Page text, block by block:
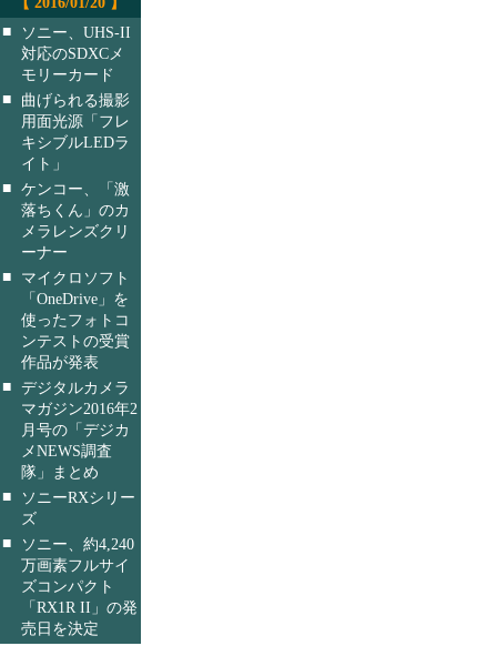
■
ソニー、UHS-II
対応のSDXCメ
モリーカード
■
曲げられる撮影
用面光源「フレ
キシブルLEDラ
イト」
■ ケンコー、「激
落ちくん」のカ
メラレンズクリ
ーナー
■
マイクロソフト
「OneDrive」を
使ったフォトコ
ンテストの受賞
作品が発表
■ デジタルカメラ
マガジン2016年2
月号の「デジカ
メNEWS調査
隊」まとめ
■
ソニーRXシリー
ズ
■
ソニー、約4,240
万画素フルサイ
ズコンパクト
「RX1R II」の発
売日を決定